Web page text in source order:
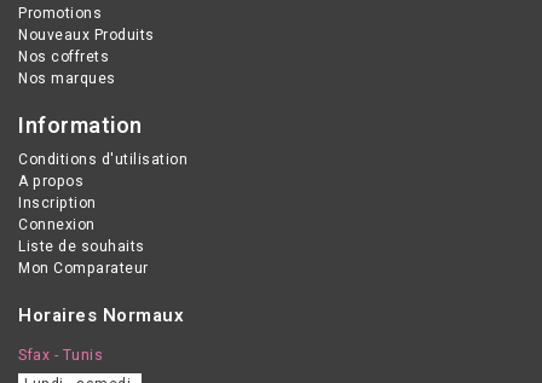
Promotions
Nouveaux Produits
Nos coffrets
Nos marques
Information
Conditions d'utilisation
A propos
Inscription
Connexion
Liste de souhaits
Mon Comparateur
Horaires Normaux
Sfax - Tunis